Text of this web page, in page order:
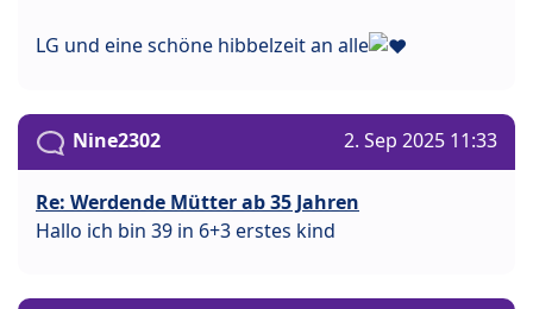
LG und eine schöne hibbelzeit an alle
Nine2302 2. Sep 2025 11:33
Re: Werdende Mütter ab 35 Jahren
Hallo ich bin 39 in 6+3 erstes kind